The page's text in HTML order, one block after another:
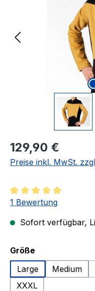
Regulärer Preis:
129,90 €
Preise inkl. MwSt.
Durchschnittliche
1 Bewertung
Sofort verfügbar,
Größeauswählen
Large
Medium
XXXL